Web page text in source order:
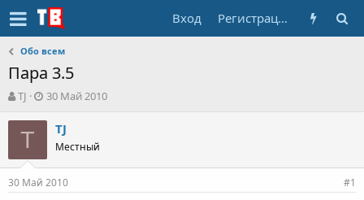
Вход Регистрация
Обо всем
Пара 3.5
А
т
т
е
TJ
Д
т
а
ч
30 Май 2010
T TJ
Местный
30 Май 2010 #1